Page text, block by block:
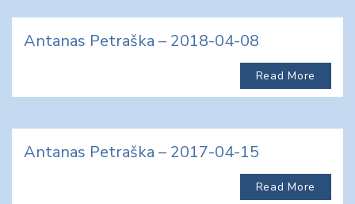
Antanas Petraška – 2018-04-08
Read More
Antanas Petraška – 2017-04-15
Read More